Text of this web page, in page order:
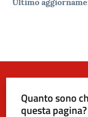
Quanto sono
questa pagina?